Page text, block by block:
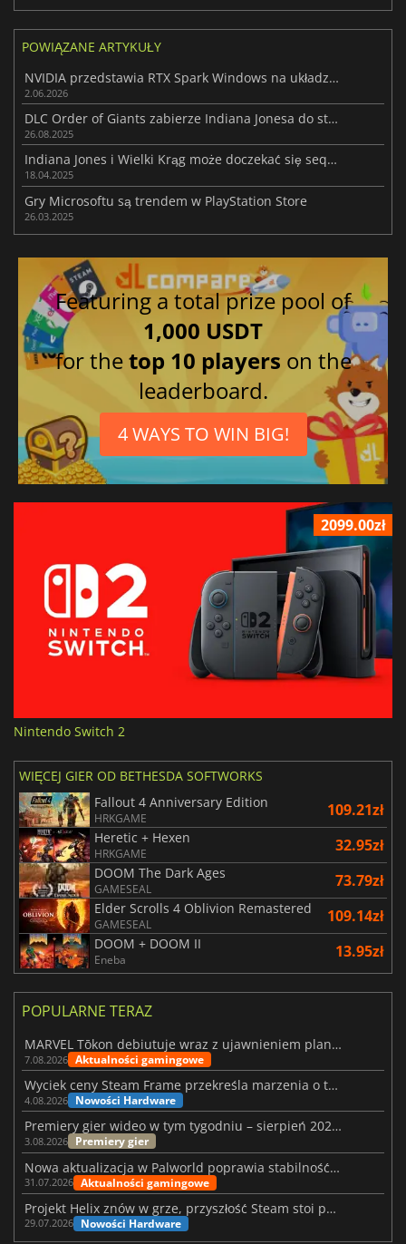
POWIĄZANE ARTYKUŁY
NVIDIA przedstawia RTX Spark Windows na układzie Arm dla PC i laptopów
2.06.2026
DLC Order of Giants zabierze Indiana Jonesa do starożytnego Rzymu jesienią
26.08.2025
Indiana Jones i Wielki Krąg może doczekać się sequela
18.04.2025
Gry Microsoftu są trendem w PlayStation Store
26.03.2025
Featuring a total prize pool of
1,000 USDT
for thetop 10 players on the
leaderboard.
4 WAYS TO WIN BIG!
2099.00zł
Nintendo Switch 2
WIĘCEJ GIER OD BETHESDA SOFTWORKS
Fallout 4 Anniversary Edition
HRKGAME 109.21zł
Heretic + Hexen
HRKGAME 32.95zł
DOOM The Dark Ages
GAMESEAL 73.79zł
Elder Scrolls 4 Oblivion Remastered
GAMESEAL 109.14zł
DOOM + DOOM II
Eneba 13.95zł
POPULARNE TERAZ
MARVEL Tōkon debiutuje wraz z ujawnieniem planu rozwoju na pierwszy rok
7.08.2026 Aktualności gamingowe
Wyciek ceny Steam Frame przekreśla marzenia o tanim zestawie VR
4.08.2026 Nowości Hardware
Premiery gier wideo w tym tygodniu – sierpień 2026 r. (32. tydzień)
3.08.2026 Premiery gier
Nowa aktualizacja w Palworld poprawia stabilność Sunreach i walk z bossami
31.07.2026 Aktualności gamingowe
Projekt Helix znów w grze, przyszłość Steam stoi pod znakiem zapytania
29.07.2026 Nowości Hardware